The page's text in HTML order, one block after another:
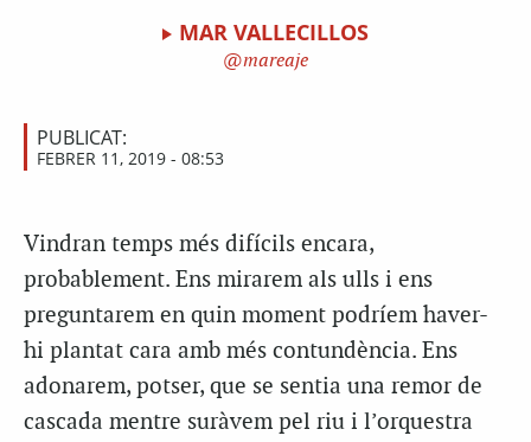
MAR VALLECILLOS
mareaje
PUBLICAT:
FEBRER 11, 2019 - 08:53
Vindran temps més difícils encara,
probablement. Ens mirarem als ulls i ens
preguntarem en quin moment podríem haver-
hi plantat cara amb més contundència. Ens
adonarem, potser, que se sentia una remor de
cascada mentre suràvem pel riu i l’orquestra